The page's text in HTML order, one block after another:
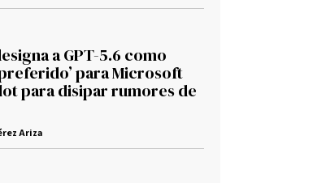
a GPT-5.6 como
para Microsoft
para disipar rumores de
Ariza